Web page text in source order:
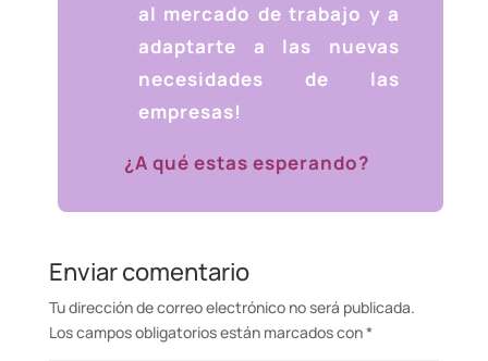
al mercado de trabajo y a
adaptarte a las nuevas
necesidades de las
empresas!
¿A qué estas esperando?
Enviar comentario
Tu dirección de correo electrónico no será publicada.
Los campos obligatorios están marcados con*